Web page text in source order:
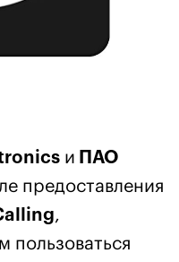
и ПАО
предоставления
,
пользоваться